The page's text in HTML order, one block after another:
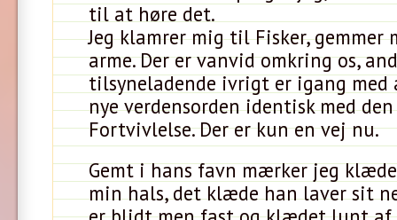
til at høre det.
Jeg klamrer mig til Fisker, gemmer
arme. Der er vanvid omkring os,
tilsyneladende ivrigt er igang med
nye verdensorden identisk med
Fortvivlelse. Der er kun en vej nu.
Gemt i hans favn mærker jeg
min hals, det klæde han laver sit